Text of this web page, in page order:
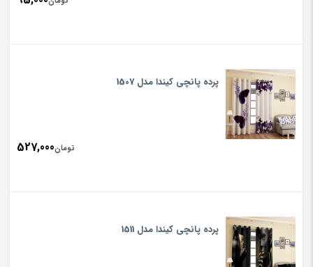
پرده پانچی کیندا مدل 1507
تومان527,000
پرده پانچی کیندا مدل 1511